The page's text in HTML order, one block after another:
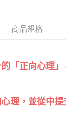
商品規格
「正向心理」
理，並從中